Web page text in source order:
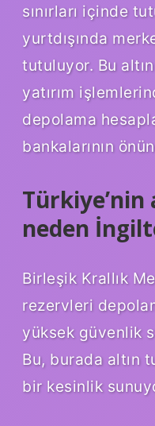
sınırları içinde
yurtdışında
tutuluyor. Bu
yatırım
depolama
bankalarının
Türkiye’nin
neden
Birleşik Krallık
rezervleri
yüksek güvenlik
Bu, burada altın
bir kesinlik